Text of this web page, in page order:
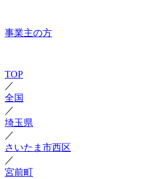
事業主の方
TOP
／
全国
／
埼玉県
／
さいたま市西区
／
宮前町